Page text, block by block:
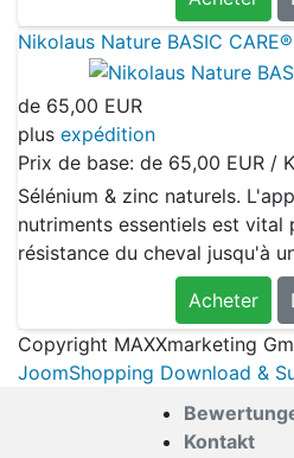
Nikolaus Nature BASIC
de 65,00 EUR
plus expédition
Prix de base: de 65,00 EUR /
Sélénium & zinc naturels.
nutriments essentiels est
résistance du cheval jusqu'à
Acheter
Copyright MAXXmarketing
JoomShopping Download &
Kontakt